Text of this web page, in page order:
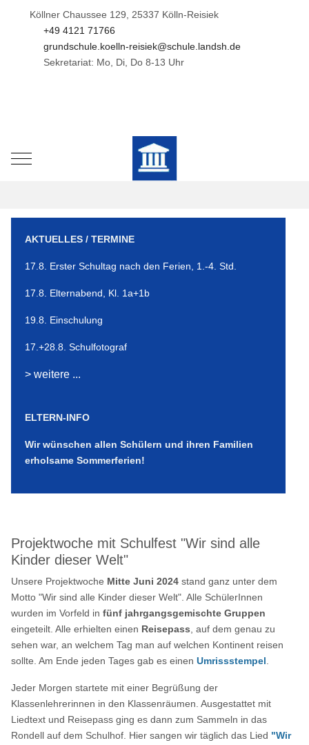
Köllner Chaussee 129, 25337 Kölln-Reisiek
+49 4121 71766
grundschule.koelln-reisiek@schule.landsh.de
Sekretariat: Mo, Di, Do 8-13 Uhr
Mobile Menu Toggle
AKTUELLES / TERMINE
17.8. Erster Schultag nach den Ferien, 1.-4. Std.
17.8. Elternabend, Kl. 1a+1b
19.8. Einschulung
17.+28.8. Schulfotograf
> weitere ...
ELTERN-INFO
Wir wünschen allen Schülern und ihren Familien
erholsame Sommerferien!
Projektwoche mit Schulfest "Wir sind alle
Kinder dieser Welt"
Unsere Projektwoche Mitte Juni 2024 stand ganz unter dem
Motto "Wir sind alle Kinder dieser Welt". Alle SchülerInnen
wurden im Vorfeld in fünf jahrgangsgemischte Gruppen
eingeteilt. Alle erhielten einen Reisepass , auf dem genau zu
sehen war, an welchem Tag man auf welchen Kontinent reisen
sollte. Am Ende jeden Tages gab es einenUmrissstempel
Jeder Morgen startete mit einer Begrüßung der
Klassenlehrerinnen in den Klassenräumen. Ausgestattet mit
Liedtext und Reisepass ging es dann zum Sammeln in das
Rondell auf dem Schulhof. Hier sangen wir täglich das Lied "Wir